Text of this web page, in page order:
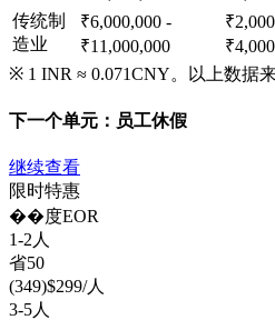
传统制
造业
₹6,000,000 -
₹11,000,000
※ 1 INR ≈ 0.071CNY。以上数据
下一个单元： 员工休假
继续查看
限时特惠
��度EOR
1-2人
省50
(349)$299/人
3-5人